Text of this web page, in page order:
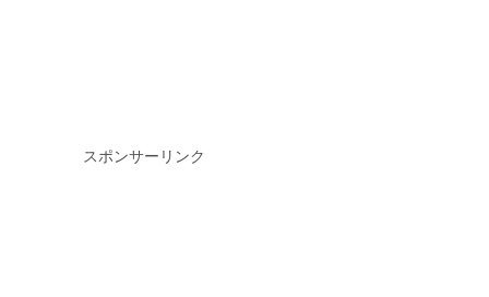
スポンサーリンク